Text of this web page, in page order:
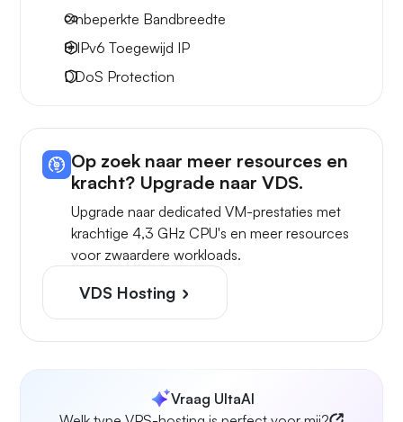
Onbeperkte Bandbreedte
8 IPv6 Toegewijd IP
DDoS Protection
Op zoek naar meer resources en
kracht? Upgrade naar VDS.
Upgrade naar dedicated VM-prestaties met
krachtige 4,3 GHz CPU's en meer resources
voor zwaardere workloads.
VDS Hosting
Vraag UltaAI